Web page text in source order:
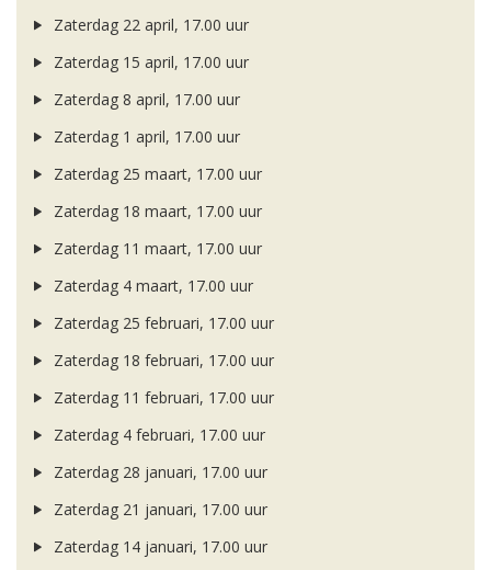
Zaterdag 22 april, 17.00 uur
Zaterdag 15 april, 17.00 uur
Zaterdag 8 april, 17.00 uur
Zaterdag 1 april, 17.00 uur
Zaterdag 25 maart, 17.00 uur
Zaterdag 18 maart, 17.00 uur
Zaterdag 11 maart, 17.00 uur
Zaterdag 4 maart, 17.00 uur
Zaterdag 25 februari, 17.00 uur
Zaterdag 18 februari, 17.00 uur
Zaterdag 11 februari, 17.00 uur
Zaterdag 4 februari, 17.00 uur
Zaterdag 28 januari, 17.00 uur
Zaterdag 21 januari, 17.00 uur
Zaterdag 14 januari, 17.00 uur